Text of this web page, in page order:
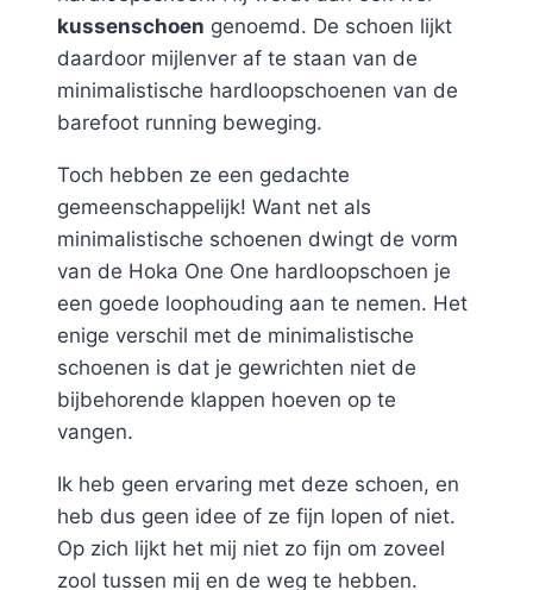
kussenschoen genoemd. De schoen lijkt
daardoor mijlenver af te staan van de
minimalistische hardloopschoenen van de
barefoot running beweging.
Toch hebben ze een gedachte
gemeenschappelijk! Want net als
minimalistische schoenen dwingt de vorm
van de Hoka One One hardloopschoen je
een goede loophouding aan te nemen. Het
enige verschil met de minimalistische
schoenen is dat je gewrichten niet de
bijbehorende klappen hoeven op te
vangen.
Ik heb geen ervaring met deze schoen, en
heb dus geen idee of ze fijn lopen of niet.
Op zich lijkt het mij niet zo fijn om zoveel
zool tussen mij en de weg te hebben.